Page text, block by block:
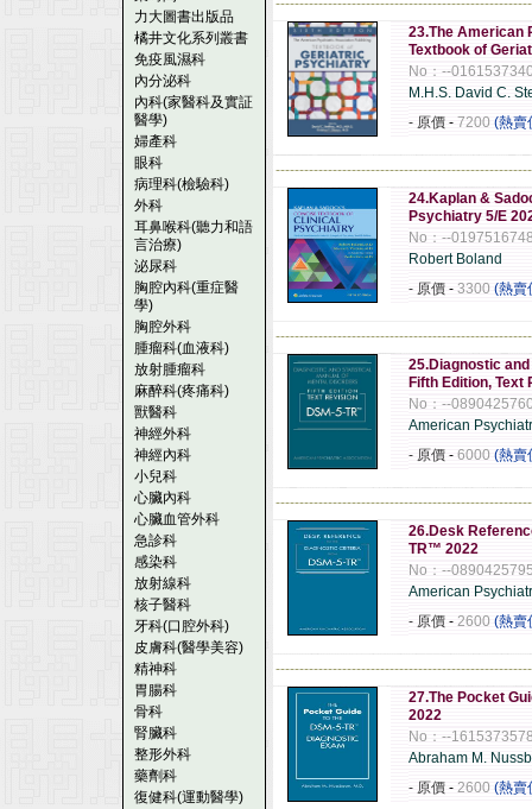
力大圖書出版品
橘井文化系列叢書
免疫風濕科
內分泌科
內科(家醫科及實証
醫學)
婦產科
眼科
病理科(檢驗科)
外科
耳鼻喉科(聽力和語
言治療)
泌尿科
胸腔內科(重症醫
學)
胸腔外科
腫瘤科(血液科)
放射腫瘤科
麻醉科(疼痛科)
獸醫科
神經外科
神經內科
小兒科
心臟內科
心臟血管外科
急診科
感染科
放射線科
核子醫科
牙科(口腔外科)
皮膚科(醫學美容)
精神科
胃腸科
骨科
腎臟科
整形外科
藥劑科
復健科(運動醫學)
23.The American
Textbook of
No：--
M.H.S. David C.
- 原價 - 7200 (熱賣
24.Kaplan &
Psychiatry 5/E
No：--
Robert Boland
- 原價 - 3300 (熱賣
25.Diagnostic
Fifth Edition,
No：--
American
- 原價 - 6000 (熱賣
26.Desk
TR™ 2022
No：--
American
- 原價 - 2600 (熱賣
27.The Pocket
2022
No：--
Abraham M.
- 原價 - 2600 (熱賣